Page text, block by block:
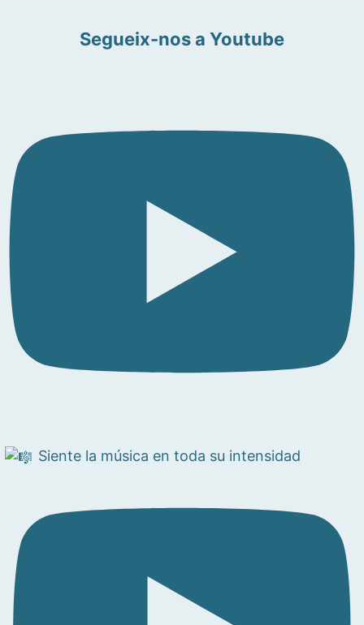
Segueix-nos a Youtube
Siente la música en toda su intensidad